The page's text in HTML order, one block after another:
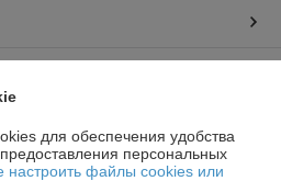
для обеспечения удобства
персональных
настроить файлы cookies или